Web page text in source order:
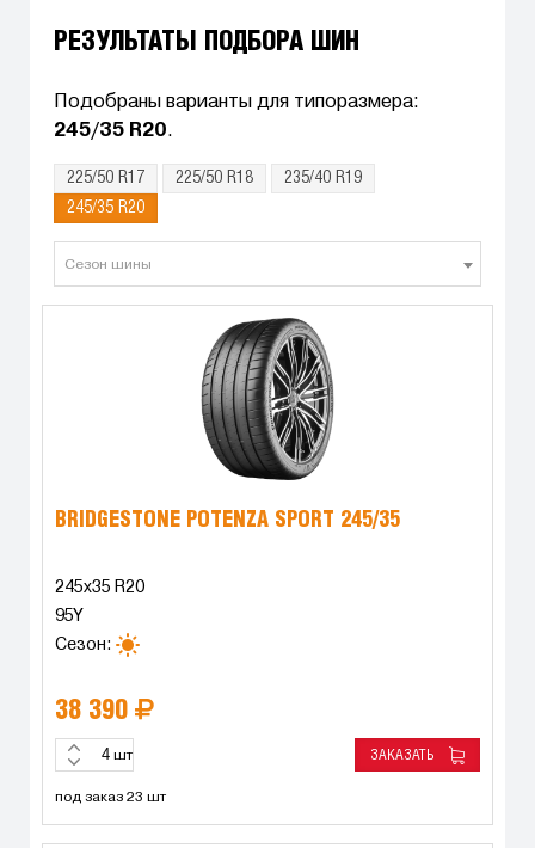
РЕЗУЛЬТАТЫ ПОДБОРА ШИН
Подобраны варианты для типоразмера:
245/35 R20.
225/50 R17 225/50 R18
235/40 R19
245/35 R20
Сезон шины
BRIDGESTONE POTENZA SPORT 245/35
245x35 R20
95Y
Сезон:
38 390
шт ЗАКАЗАТЬ
под заказ 23 шт